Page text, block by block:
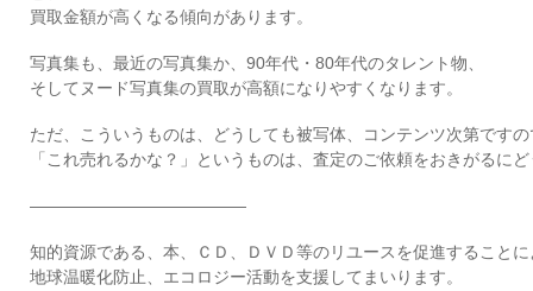
買取金額が高くなる傾向があります。
写真集も、最近の写真集か、90年代・80年代のタレント物、
そしてヌード写真集の買取が高額になりやすくなります。
ただ、こういうものは、どうしても被写体、コンテンツ次第ですの
「これ売れるかな？」というものは、査定のご依頼をおきがるに
—————————————
知的資源である、本、ＣＤ、ＤＶＤ等のリユースを促進すること
地球温暖化防止、エコロジー活動を支援してまいります。